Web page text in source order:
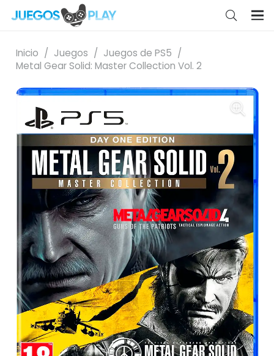
Inicio / Juegos / Juegos de PS5 /
Metal Gear Solid: Master Collection Vol. 2